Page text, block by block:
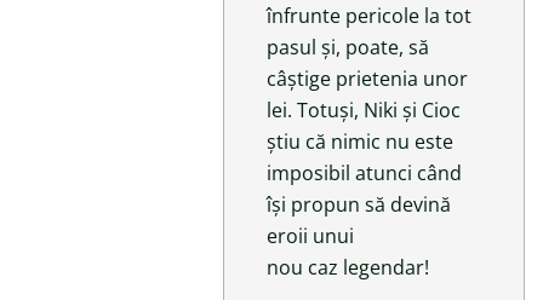
înfrunte pericole la tot
pasul și, poate, să
câștige prietenia unor
lei. Totuși, Niki și Cioc
știu că nimic nu este
imposibil atunci când
își propun să devină
eroii unui
nou caz legendar!